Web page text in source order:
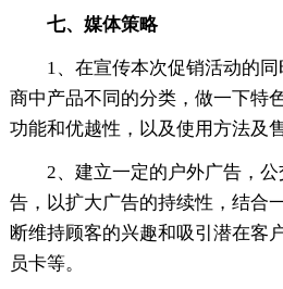
七、媒体策略
1、在宣传本次促销活动的
商中产品不同的分类，做一下特
功能和优越性，以及使用方法及
2、建立一定的户外广告，
告，以扩大广告的持续性，结合
断维持顾客的兴趣和吸引潜在客
员卡等。